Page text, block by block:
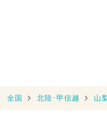
全国 北陸･甲信越 山